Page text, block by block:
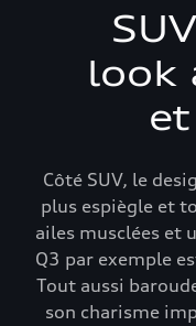
look
Côté SUV, le
plus espiègle et
ailes musclées et
Q3 par exemple
Tout aussi
son charisme